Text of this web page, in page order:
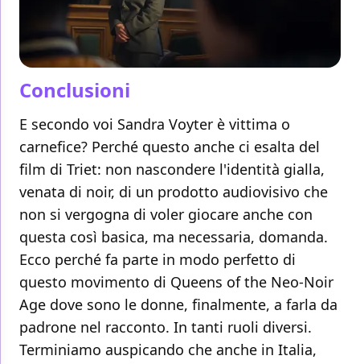
Conclusioni
E secondo voi Sandra Voyter è vittima o
carnefice? Perché questo anche ci esalta del
film di Triet: non nascondere l'identità gialla,
venata di noir, di un prodotto audiovisivo che
non si vergogna di voler giocare anche con
questa così basica, ma necessaria, domanda.
Ecco perché fa parte in modo perfetto di
questo movimento di Queens of the Neo-Noir
Age dove sono le donne, finalmente, a farla da
padrone nel racconto. In tanti ruoli diversi.
Terminiamo auspicando che anche in Italia,